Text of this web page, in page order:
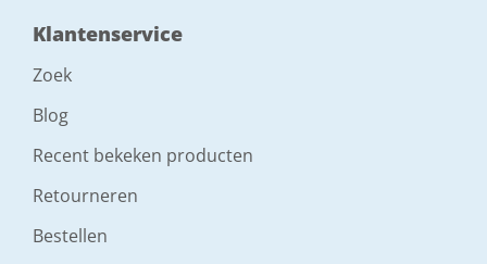
Klantenservice
Zoek
Blog
Recent bekeken producten
Retourneren
Bestellen